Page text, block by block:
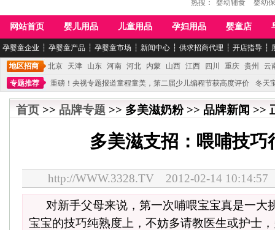
热搜： 婴幼辅食 婴幼
网站首页 婴儿用品 儿童用品 孕妇用品 婴童店
孕婴童企业 ┆ 孕婴童产品 ┆ 孕婴童市场 ┆ 新闻中心 ┆ 供求招商代理 ┆ 开店指导 ┆
地区招商 北京 天津 山东 河南 河北 内蒙 山西 江西 四川 重庆 贵州
云
专题推荐
重磅！央视专题报道童程童美，第二届少儿编程节获高度评价
冬天
不能再单纯地销售产品,而要向增强服务转型,毕竟母婴产品比较特殊。”
妇幼广场
首页 >> 品牌专题 >> 多美滋奶粉 >> 品牌新闻 >>
多美滋支招：喂哺技巧
http://WWW.3328.TV 2012-02-14
对新手父母来说，第一次哺喂宝宝真是一大
宝宝的技巧纯熟度上，不妨多请教医生或护士